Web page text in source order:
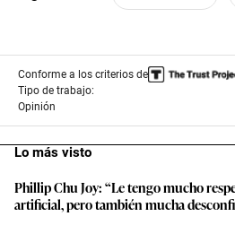
Conforme a los criterios de
Tipo de trabajo:
Opinión
Lo más visto
Phillip Chu Joy: “Le tengo mucho
artificial, pero también mucha